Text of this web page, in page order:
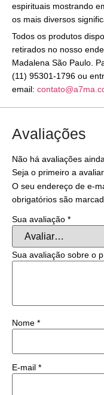
espirituais mostrando
os mais diversos
Todos os produtos
retirados no nosso
Madalena São Paulo.
(11) 95301-1796 ou
email:
Avaliações
Não há avaliações ainda.
Seja o primeiro a avaliar
O seu endereço de e-
obrigatórios são
Sua avaliação *
Sua avaliação sobre o
Nome *
E-mail *